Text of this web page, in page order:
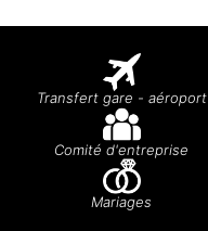
Transfert gare - aéroport
Comité d'entreprise
Mariages